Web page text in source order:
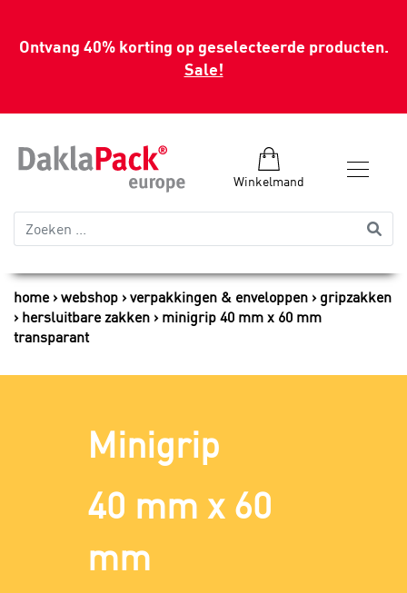
Ontvang 40% korting op geselecteerde producten.
Sale!
Winkelmand
home webshop verpakkingen & enveloppen
gripzakken
hersluitbare zakken
minigrip 40 mm x 60 mm
transparant
Minigrip
40 mm x 60
mm